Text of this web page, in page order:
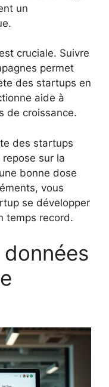
un
cruciale. Suivre
permet
des startups en
aide à
de croissance.
des startups
sur la
bonne dose
vous
se développer
temps record.